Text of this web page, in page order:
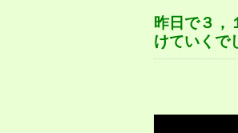
昨日で３，
けていくで